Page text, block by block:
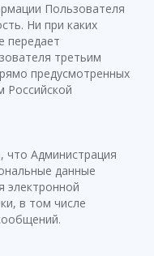
Пользователя
Ни при каких
передает
третьим
предусмотренных
Российской
что Администрация
данные
электронной
в том числе